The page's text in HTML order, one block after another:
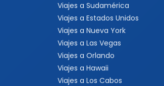
Viajes a Sudamérica
Viajes a Estados Unidos
Viajes a Nueva York
Viajes a Las Vegas
Viajes a Orlando
Viajes a Hawaii
Viajes a Los Cabos